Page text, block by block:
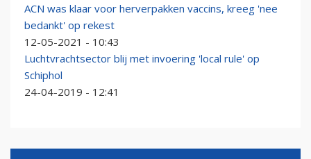
ACN was klaar voor herverpakken vaccins, kreeg 'nee
bedankt' op rekest
12-05-2021 - 10:43
Luchtvrachtsector blij met invoering 'local rule' op
Schiphol
24-04-2019 - 12:41